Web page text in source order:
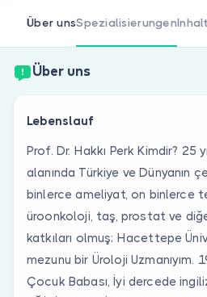
Sind Sie Arzt?
Über unsSpezialisierungen
Über uns
Lebenslauf
Prof. Dr. Hakkı Perk Kimdir? 25
alanında Türkiye ve Dünyanın
binlerce ameliyat, on binlerce
üroonkoloji, taş, prostat ve
katkıları olmuş; Hacettepe
mezunu bir Üroloji Uzmanıyım.
Çocuk Babası, İyi dercede